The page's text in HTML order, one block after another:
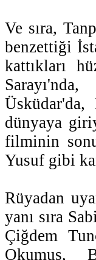
Ve sıra,
benzettiği
kattıkları
dünyaya
filminin
Yusuf gibi
Rüyadan
yanı sıra
Çiğdem
Okumuş,